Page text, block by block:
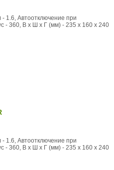
1.6, Автоотключение при
- 360, В x Ш x Г (мм) - 235 x 160 x 240
1.6, Автоотключение при
- 360, В x Ш x Г (мм) - 235 x 160 x 240